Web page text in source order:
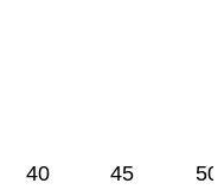
40 45 50